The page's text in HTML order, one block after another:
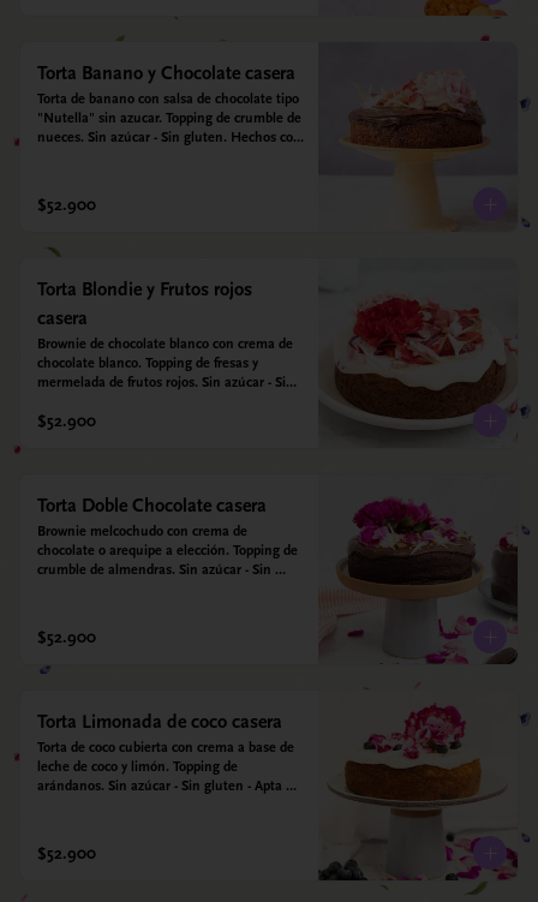
Torta Banano y Chocolate casera
Torta de banano con salsa de chocolate tipo
"Nutella" sin azucar. Topping de crumble de
nueces. Sin azúcar - Sin gluten. Hechos con
$52.900
Torta Blondie y Frutos rojos
casera
Brownie de chocolate blanco con crema de
chocolate blanco. Topping de fresas y
mermelada de frutos rojos. Sin azúcar - Sin
harina quinoa, arroz y coco. Endulzada con
$52.900
Torta Doble Chocolate casera
Brownie melcochudo con crema de
chocolate o arequipe a elección. Topping de
crumble de almendras. Sin azúcar - Sin
Endulzada con estevia.
$52.900
Torta Limonada de coco casera
Torta de coco cubierta con crema a base de
leche de coco y limón. Topping de
arándanos. Sin azúcar - Sin gluten - Apta
$52.900